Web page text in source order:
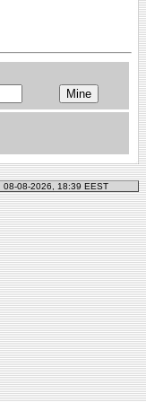
08-08-2026, 18:39 EEST